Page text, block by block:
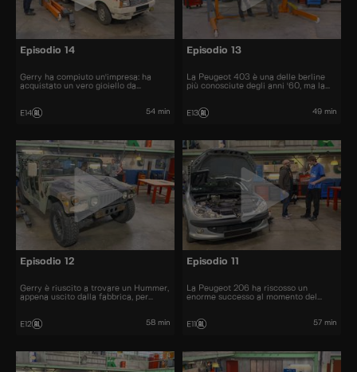
Episodio 14
Gerry ha compiuto un'impresa: ha
acquistato un vero gioiello da
E14 54 min
Episodio 13
La Peugeot 403 è una delle berline
più conosciute degli anni '60, ma la
E13 49 min
Episodio 12
Gerry è riuscito a trovare un Hummer,
appena uscito dalla fabbrica, per
E12 58 min
Episodio 11
La Peugeot 206 ha riscosso un
enorme successo al momento del
E11 57 min